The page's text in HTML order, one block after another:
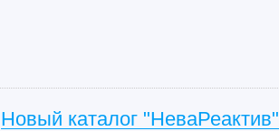
Новый каталог "НеваРеактив"